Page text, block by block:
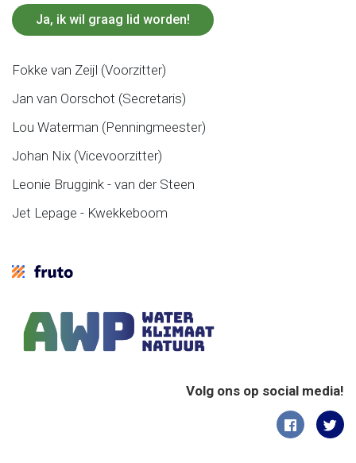
Ja, ik wil graag lid worden!
Fokke van Zeijl (Voorzitter)
Jan van Oorschot (Secretaris)
Lou Waterman (Penningmeester)
Johan Nix (Vicevoorzitter)
Leonie Bruggink - van der Steen
Jet Lepage - Kwekkeboom
Volg ons op social media!